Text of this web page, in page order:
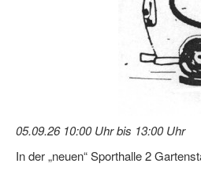
05.09.26 10:00 Uhr bis 13:00 Uhr
In der „neuen“ Sporthalle 2